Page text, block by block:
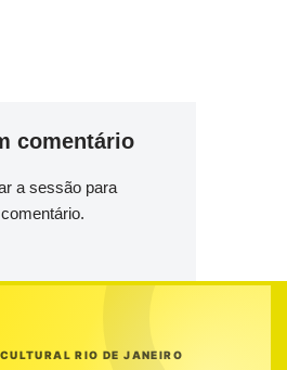
comentário
a sessão para
RIO DE JANEIRO